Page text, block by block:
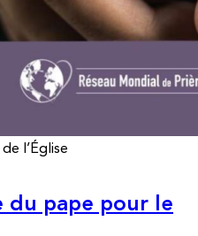
l’Église
du pape pour le